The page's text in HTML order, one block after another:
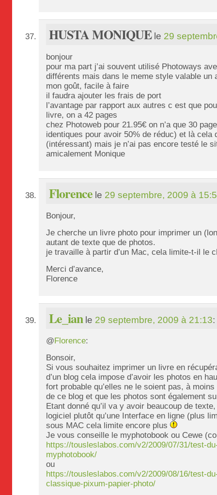
HUSTA MONIQUEle 29
bonjour
pour ma part j’ai souvent utilisé Photoways
différents mais dans le meme style valable un
mon goût, facile à faire
il faudra ajouter les frais de port
l’avantage par rapport aux autres c est que
livre, on a 42 pages
chez Photoweb pour 21.95€ on n’a que 30
identiques pour avoir 50% de réduc) et là cela
(intéressant) mais je n’ai pas encore testé
amicalement Monique
Florence le 29 septembre, 2009 à
Bonjour,
Je cherche un livre photo pour imprimer un
autant de texte que de photos.
je travaille à partir d’un Mac, cela limite-t-il le
Merci d’avance,
Florence
Le_ian le 29 septembre, 2009 à 21:13:
@Florence:
Bonsoir,
Si vous souhaitez imprimer un livre en
d’un blog cela impose d’avoir les photos en
fort probable qu’elles ne le soient pas, à
de ce blog et que les photos sont également
Etant donné qu’il va y avoir beaucoup de
logiciel plutôt qu’une Interface en ligne (plus
sous MAC cela limite encore plus
Je vous conseille le myphotobook ou Cewe
https://tousleslabos.com/v2/2009/07/31/test-
myphotobook/
ou
https://tousleslabos.com/v2/2009/08/16/test-
classique-pixum-papier-photo/